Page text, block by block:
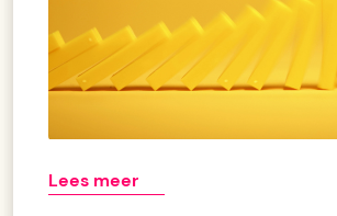
Lees meer